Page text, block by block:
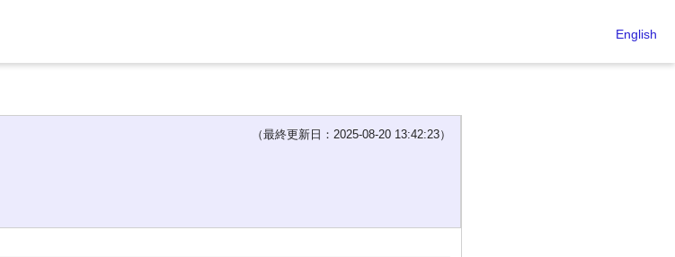
English
（最終更新日：2025-08-20 13:42:23）